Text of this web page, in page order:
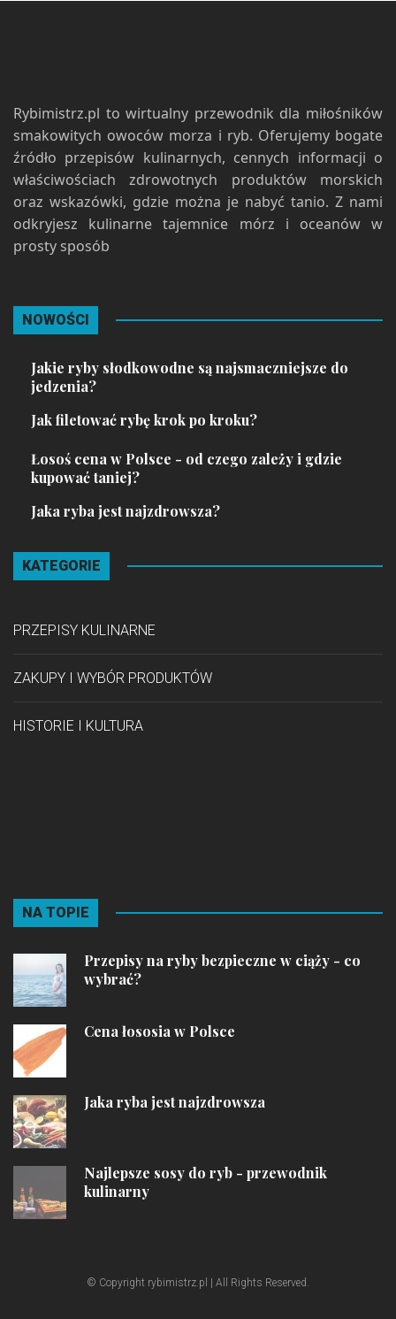
Rybimistrz.pl to wirtualny przewodnik dla miłośników
smakowitych owoców morza i ryb. Oferujemy bogate
źródło przepisów kulinarnych, cennych informacji o
właściwościach zdrowotnych produktów morskich
oraz wskazówki, gdzie można je nabyć tanio. Z nami
odkryjesz kulinarne tajemnice mórz i oceanów w
prosty sposób
NOWOŚCI
Jakie ryby słodkowodne są najsmaczniejsze do
jedzenia?
Jak filetować rybę krok po kroku?
Łosoś cena w Polsce - od czego zależy i gdzie
kupować taniej?
Jaka ryba jest najzdrowsza?
KATEGORIE
PRZEPISY KULINARNE
ZAKUPY I WYBÓR PRODUKTÓW
HISTORIE I KULTURA
NA TOPIE
Przepisy na ryby bezpieczne w ciąży - co
wybrać?
Cena łososia w Polsce
Jaka ryba jest najzdrowsza
Najlepsze sosy do ryb - przewodnik
kulinarny
© Copyright rybimistrz.pl | All Rights Reserved.